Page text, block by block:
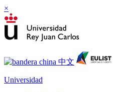
×
Universidad